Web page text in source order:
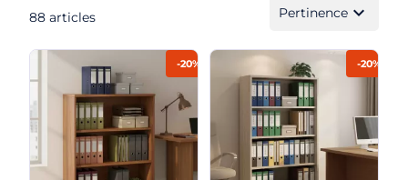
88 articles Pertinence expand_more
-20% -20%